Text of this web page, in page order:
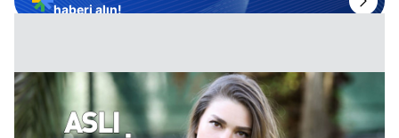
haberi alın!